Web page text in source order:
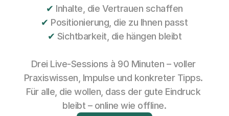
✔ Inhalte, die Vertrauen schaffen
✔ Positionierung, die zu Ihnen passt
✔ Sichtbarkeit, die hängen bleibt
Drei Live-Sessions à 90 Minuten – voller
Praxiswissen, Impulse und konkreter Tipps.
Für alle, die wollen, dass der gute Eindruck
bleibt – online wie offline.